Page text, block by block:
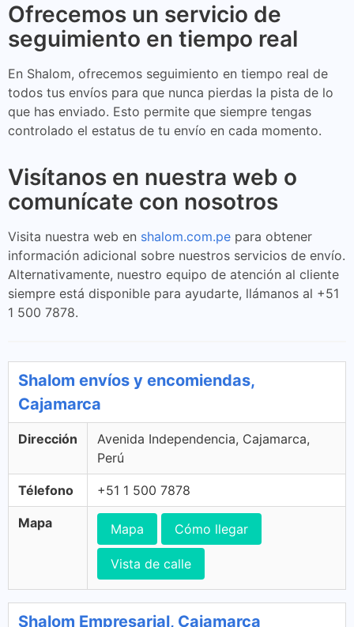
Ofrecemos un servicio de
seguimiento en tiempo real
En Shalom, ofrecemos seguimiento en tiempo real de
todos tus envíos para que nunca pierdas la pista de lo
que has enviado. Esto permite que siempre tengas
controlado el estatus de tu envío en cada momento.
Visítanos en nuestra web o
comunícate con nosotros
Visita nuestra web en shalom.com.pe para obtener
información adicional sobre nuestros servicios de envío.
Alternativamente, nuestro equipo de atención al cliente
siempre está disponible para ayudarte, llámanos al +51
1 500 7878.
Shalom envíos y encomiendas,
Cajamarca
Dirección
Avenida Independencia, Cajamarca,
Perú
Télefono +51 1 500 7878
Mapa Mapa Cómo llegar
Vista de calle
Shalom Empresarial, Cajamarca